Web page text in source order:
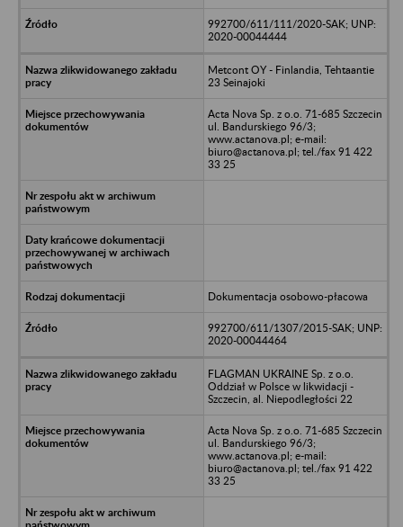
992700/611/111/2020-SAK; UNP:
2020-00044444
Metcont OY - Finlandia, Tehtaantie
23 Seinajoki
Acta Nova Sp. z o.o. 71-685 Szczecin
ul. Bandurskiego 96/3;
www.actanova.pl; e-mail:
biuro@actanova.pl; tel./fax 91 422
33 25
Dokumentacja osobowo-płacowa
992700/611/1307/2015-SAK; UNP:
2020-00044464
FLAGMAN UKRAINE Sp. z o.o.
Oddział w Polsce w likwidacji -
Szczecin, al. Niepodległości 22
Acta Nova Sp. z o.o. 71-685 Szczecin
ul. Bandurskiego 96/3;
www.actanova.pl; e-mail:
biuro@actanova.pl; tel./fax 91 422
33 25